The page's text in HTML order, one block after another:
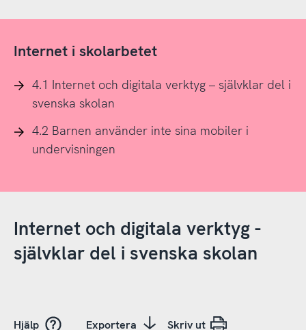
Internet i skolarbetet
4.1 Internet och digitala verktyg – självklar del i
svenska skolan
4.2 Barnen använder inte sina mobiler i
undervisningen
Internet och digitala verktyg -
självklar del i svenska skolan
Hjälp Exportera Skriv ut